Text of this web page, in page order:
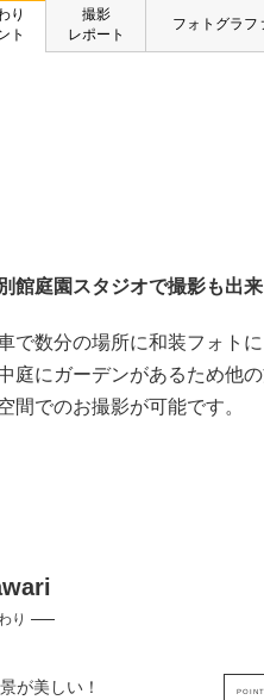
り
ト
撮影
レポート
フォトグラフ
別館庭園スタジオで撮影も出
で数分の場所に和装フォト
庭にガーデンがあるため他
間でのお撮影が可能です。
り
が美しい！